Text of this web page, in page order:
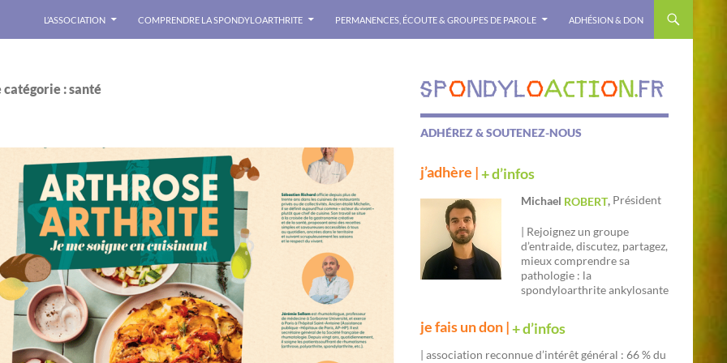
L’ASSOCIATION COMPRENDRE LA SPONDYLOARTHRITE PERMANENCES, ÉCOUTE & GROUPES DE PAROLE ADHÉSION & DON
: santé
ADHÉREZ & SOUTENEZ-NOUS
j’adhère |+ d’infos
Michael ROBERT, Président
| Rejoignez un groupe
d’entraide, discutez, partagez,
mieux comprendre sa
pathologie : la
spondyloarthrite ankylosante
je fais un don |+ d’infos
| association reconnue d’intérêt général : 66 % du